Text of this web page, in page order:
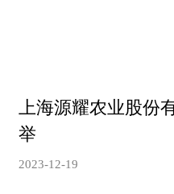
上海源耀农业股份
举
2023-12-19